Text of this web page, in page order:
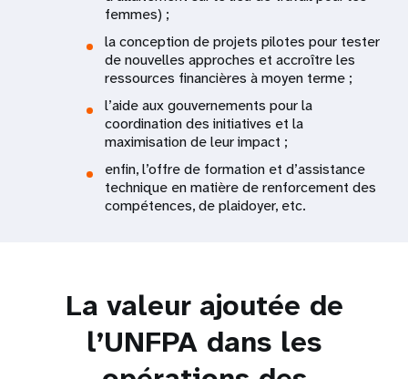
femmes) ;
la conception de projets pilotes pour tester
de nouvelles approches et accroître les
ressources financières à moyen terme ;
l’aide aux gouvernements pour la
coordination des initiatives et la
maximisation de leur impact ;
enfin, l’offre de formation et d’assistance
technique en matière de renforcement des
compétences, de plaidoyer, etc.
La valeur ajoutée de
l’UNFPA dans les